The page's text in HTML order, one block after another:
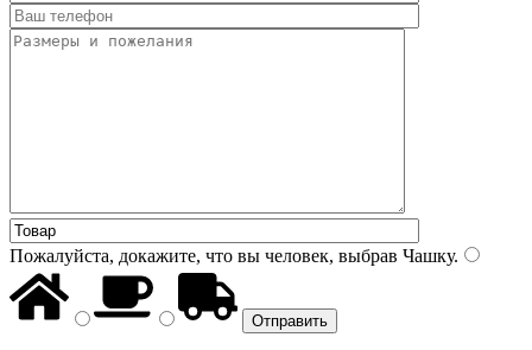
Пожалуйста, докажите, что вы человек, выбрав Чашку.